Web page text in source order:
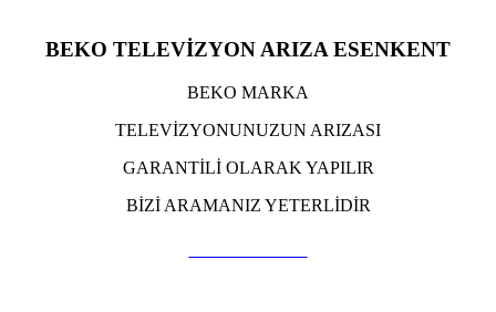
BEKO TELEVİZYON ARIZA ESENKENT
BEKO MARKA
TELEVİZYONUNUZUN ARIZASI
GARANTİLİ OLARAK YAPILIR
BİZİ ARAMANIZ YETERLİDİR